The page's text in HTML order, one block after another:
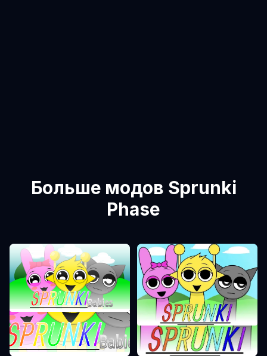
Больше модов Sprunki
Phase
Sprunki Phase 0
Sprunki Phase 1